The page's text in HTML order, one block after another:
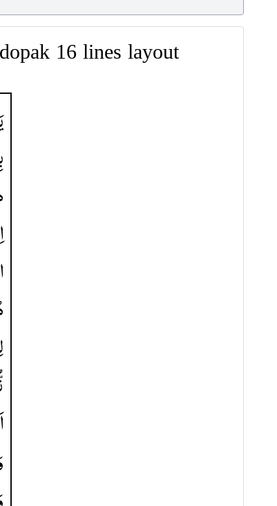
16 lines layout